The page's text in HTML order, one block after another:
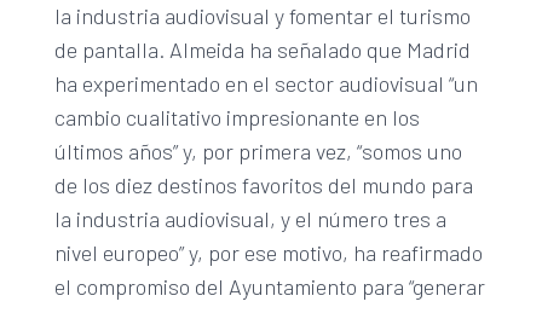
la industria audiovisual y fomentar el turismo
de pantalla. Almeida ha señalado que Madrid
ha experimentado en el sector audiovisual “un
cambio cualitativo impresionante en los
últimos años” y, por primera vez, “somos uno
de los diez destinos favoritos del mundo para
la industria audiovisual, y el número tres a
nivel europeo” y, por ese motivo, ha reafirmado
el compromiso del Ayuntamiento para “generar